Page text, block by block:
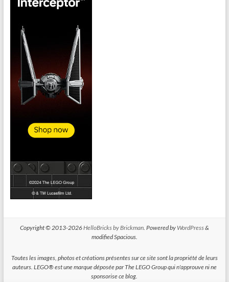
Copyright © 2013-2026HelloBricks by Brickman. Powered by WordPress&
modified Spacious.
Toutes les images, photos et créations présentes sur ce site sont la propriété de leurs
auteurs. LEGO® est une marque déposée par The LEGO Group qui n'approuve ni ne
sponsorise ce blog.